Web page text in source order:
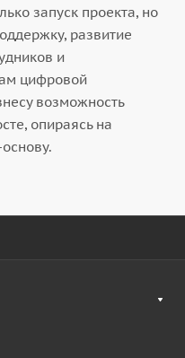
запуск проекта, но
развитие
и
цифровой
возможность
опираясь на